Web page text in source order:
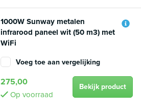
1000W Sunway metalen
infrarood paneel wit (50 m3) met
WiFi
Voeg toe aan vergelijking
275,00
Op voorraad
Bekijk product